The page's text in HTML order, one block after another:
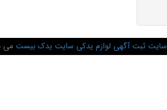
سایت ثبت آگهی لوازم یدکی سایت یدک بیست می